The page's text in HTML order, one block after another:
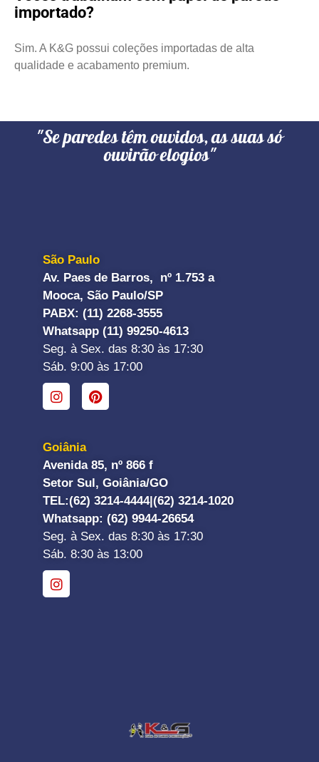
importado?
Sim. A K&G possui coleções importadas de alta
qualidade e acabamento premium.
"Se paredes têm ouvidos, as suas só
ouvirão elogios"
São Paulo
Av. Paes de Barros, nº 1.753 a
Mooca, São Paulo/SP
PABX: (11) 2268-3555
Whatsapp (11) 99250-4613
Seg. à Sex. das 8:30 às 17:30
Sáb. 9:00 às 17:00
Goiânia
Avenida 85, nº 866 f
Setor Sul, Goiânia/GO
TEL:(62) 3214-4444| (62) 3214-1020
Whatsapp: (62) 9944-26654
Seg. à Sex. das 8:30 às 17:30
Sáb. 8:30 às 13:00